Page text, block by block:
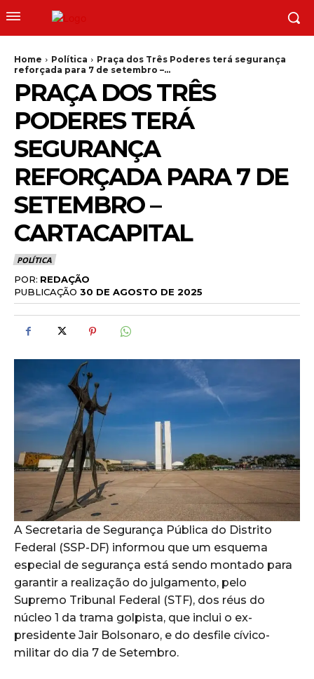
Home Política
Praça dos Três Poderes terá segurança
reforçada para 7 de setembro –...
PRAÇA DOS TRÊS
PODERES TERÁ
SEGURANÇA
REFORÇADA PARA 7 DE
SETEMBRO –
CARTACAPITAL
POLÍTICA
POR: REDAÇÃO
PUBLICAÇÃO 30 DE AGOSTO DE 2025
A Secretaria de Segurança Pública do Distrito
Federal (SSP-DF) informou que um esquema
especial de segurança está sendo montado para
garantir a realização do julgamento, pelo
Supremo Tribunal Federal (STF), dos réus do
núcleo 1 da trama golpista, que inclui o ex-
presidente Jair Bolsonaro, e do desfile cívico-
militar do dia 7 de Setembro.